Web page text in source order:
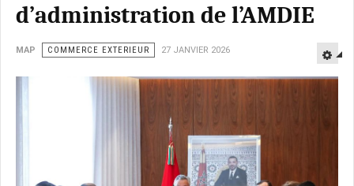
d’administration de l’AMDIE
MAP COMMERCE EXTERIEUR 27 JANVIER 2026